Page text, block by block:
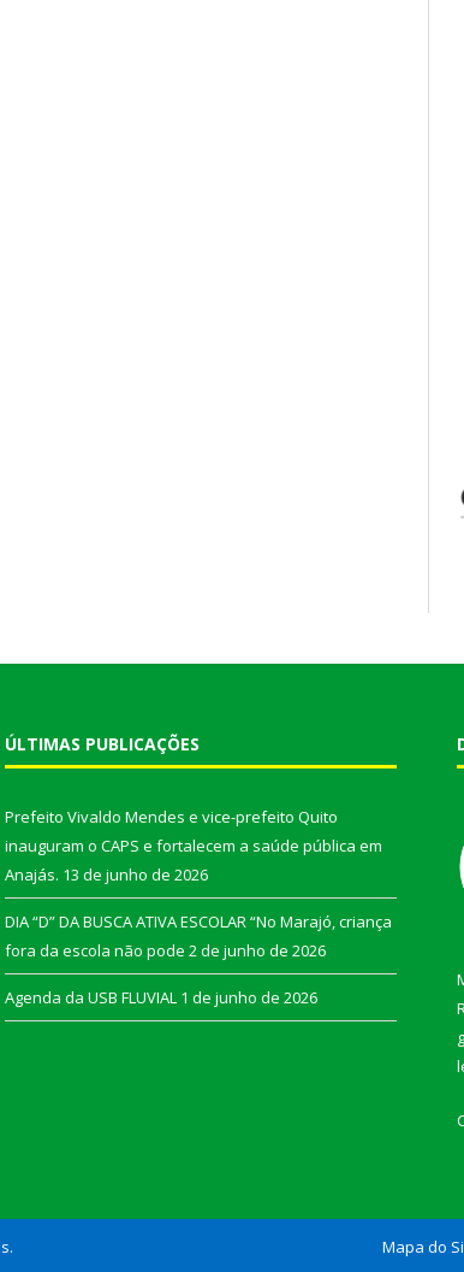
ÚLTIMAS PUBLICAÇÕES
Prefeito Vivaldo Mendes e vice-prefeito Quito
inauguram o CAPS e fortalecem a saúde pública em
Anajás. 13 de junho de 2026
DIA “D” DA BUSCA ATIVA ESCOLAR “No Marajó, criança
fora da escola não pode 2 de junho de 2026
Agenda da USB FLUVIAL 1 de junho de 2026
Mapa do